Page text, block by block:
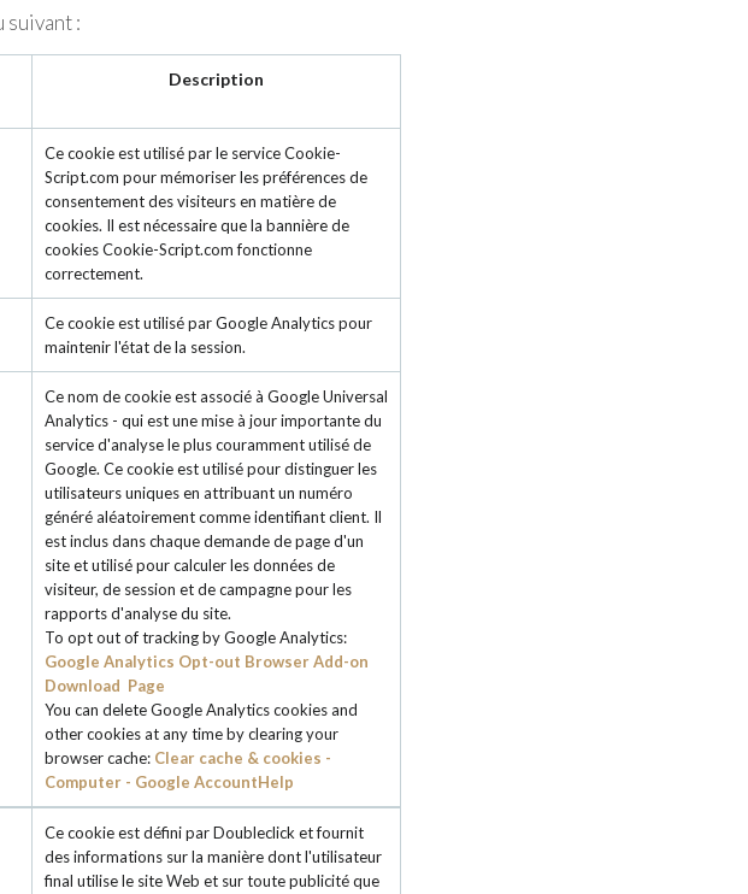
suivant :
Description
Ce cookie est utilisé par le service Cookie-
Script.com pour mémoriser les préférences de
consentement des visiteurs en matière de
cookies. Il est nécessaire que la bannière de
cookies Cookie-Script.com fonctionne
correctement.
Ce cookie est utilisé par Google Analytics pour
maintenir l'état de la session.
Ce nom de cookie est associé à Google Universal
Analytics - qui est une mise à jour importante du
service d'analyse le plus couramment utilisé de
Google. Ce cookie est utilisé pour distinguer les
utilisateurs uniques en attribuant un numéro
généré aléatoirement comme identifiant client. Il
est inclus dans chaque demande de page d'un
site et utilisé pour calculer les données de
visiteur, de session et de campagne pour les
rapports d'analyse du site.
To opt out of tracking by Google Analytics:
Google Analytics Opt-out Browser Add-on
Download Page
You can delete Google Analytics cookies and
other cookies at any time by clearing your
browser cache: Clear cache & cookies -
Computer - Google AccountHelp
Ce cookie est défini par Doubleclick et fournit
des informations sur la manière dont l'utilisateur
final utilise le site Web et sur toute publicité que